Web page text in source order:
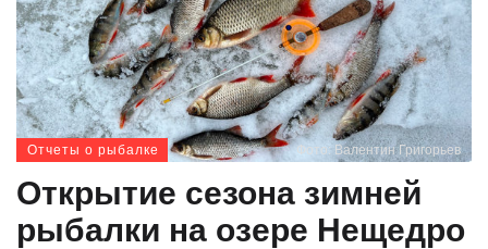
Фото: Валентин Григорьев
Отчеты о рыбалке
Открытие сезона зимней
рыбалки на озере Нещедро